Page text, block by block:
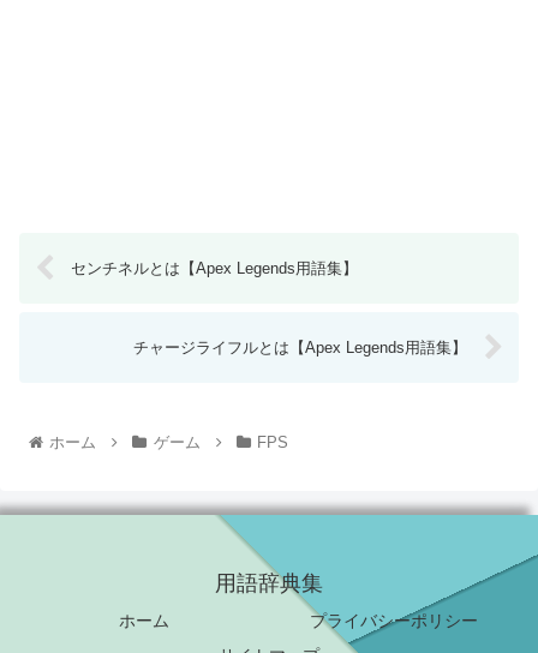
センチネルとは【Apex Legends用語集】
チャージライフルとは【Apex Legends用語集】
ホーム ゲーム FPS
用語辞典集
ホーム
プライバシーポリシー